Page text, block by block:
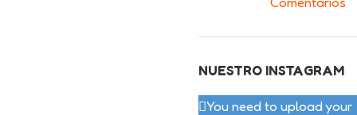
NUESTRO INSTAGRAM
You need to upload your